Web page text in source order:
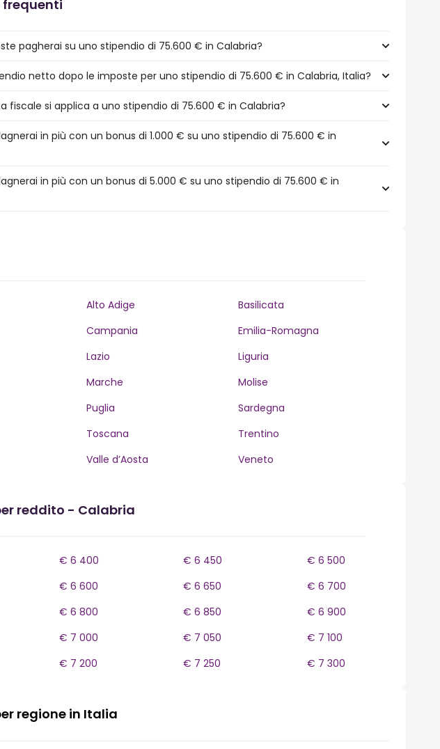
frequenti
pagherai su uno stipendio di 75.600 € in Calabria?
netto dopo le imposte per uno stipendio di 75.600 € in Calabria, Italia?
fiscale si applica a uno stipendio di 75.600 € in Calabria?
in più con un bonus di 1.000 € su uno stipendio di 75.600 € in
in più con un bonus di 5.000 € su uno stipendio di 75.600 € in
Alto Adige
Basilicata
Campania
Emilia-Romagna
Lazio
Liguria
Marche
Molise
Puglia
Sardegna
Toscana
Trentino
Valle d’Aosta Veneto
reddito - Calabria
€ 6 400 € 6 450
€ 6 500
€ 6 600 € 6 650
€ 6 700
€ 6 800 € 6 850
€ 6 900
€ 7 000 € 7 050
€ 7 100
€ 7 200 € 7 250 € 7 300
regione in Italia